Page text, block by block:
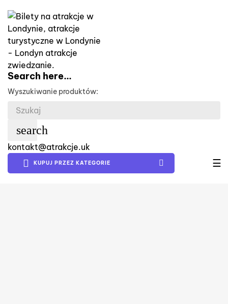
Search here...
Wyszukiwanie produktów:
search
kontakt@atrakcje.uk
KUPUJ PRZEZ KATEGORIE ☰